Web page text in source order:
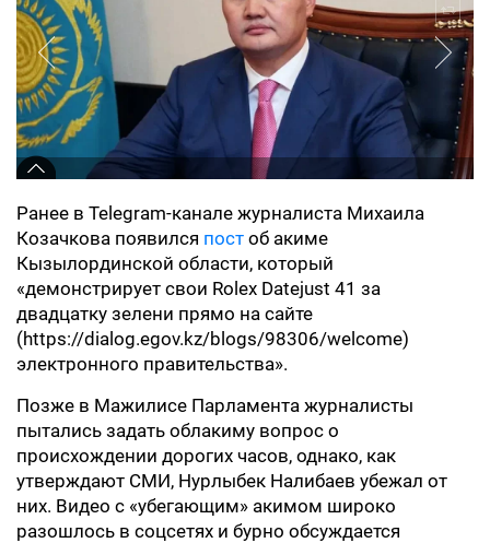
Ранее в Telegram-канале журналиста Михаила
Козачкова появился пост об акиме
Кызылординской области, который
«демонстрирует свои Rolex Datejust 41 за
двадцатку зелени прямо на сайте
(https://dialog.egov.kz/blogs/98306/welcome)
электронного правительства».
Позже в Мажилисе Парламента журналисты
пытались задать облакиму вопрос о
происхождении дорогих часов, однако, как
утверждают СМИ, Нурлыбек Налибаев убежал от
них. Видео с «убегающим» акимом широко
разошлось в соцсетях и бурно обсуждается